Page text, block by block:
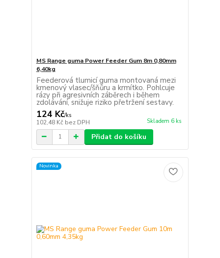
MS Range guma Power Feeder Gum 8m 0,80mm
6,40kg
Feederová tlumicí guma montovaná mezi
kmenový vlasec/šňůru a krmítko. Pohlcuje
rázy při agresivních záběrech i během
zdolávání, snižuje riziko přetržení sestavy.
124 Kč/ks
102,48 Kč bez DPH Skladem 6 ks
Přidat do košíku
Novinka